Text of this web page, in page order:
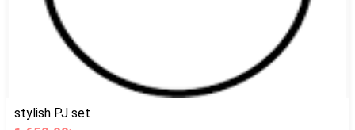
stylish PJ set